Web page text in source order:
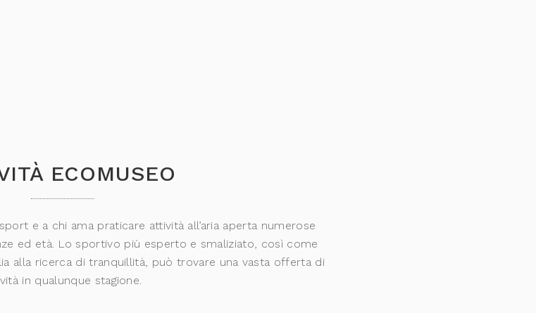
ECOMUSEO
e a chi ama praticare attività all’aria aperta numerose
ed età. Lo sportivo più esperto e smaliziato, così come
alla ricerca di tranquillità, può trovare una vasta offerta di
in qualunque stagione.